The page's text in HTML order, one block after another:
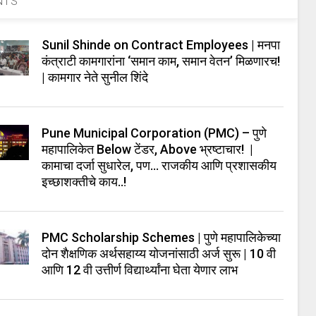
Sunil Shinde on Contract Employees | मनपा
कंत्राटी कामगारांना ‘समान काम, समान वेतन’ मिळणारच!
| कामगार नेते सुनील शिंदे
Pune Municipal Corporation (PMC) – पुणे
महापालिकेत Below टेंडर, Above भ्रष्टाचार! |
कामाचा दर्जा सुधारेल, पण… राजकीय आणि प्रशासकीय
इच्छाशक्तीचे काय..!
PMC Scholarship Schemes | पुणे महापालिकेच्या
दोन शैक्षणिक अर्थसहाय्य योजनांसाठी अर्ज सुरू | 10 वी
आणि 12 वी उत्तीर्ण विद्यार्थ्यांना घेता येणार लाभ